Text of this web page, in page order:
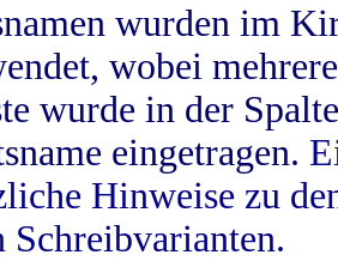
wurden im
wobei
wurde in der
eingetragen.
Hinweise zu
Schreibvarianten.